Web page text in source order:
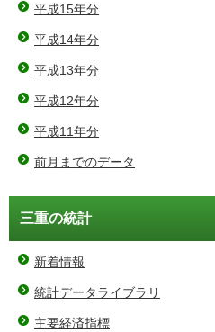
平成15年分
平成14年分
平成13年分
平成12年分
平成11年分
前月までのデータ
三重の統計
新着情報
統計データライブラリ
主要経済指標